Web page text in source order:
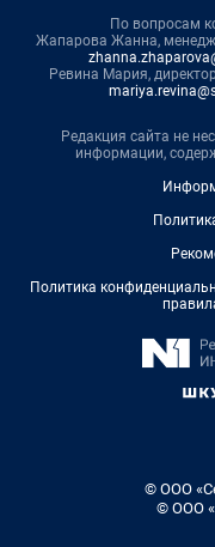
По вопросам
Жапарова Жанна,
Ревина Мария,
Редакция сайта не
информации,
Политика
© ООО
© ООО